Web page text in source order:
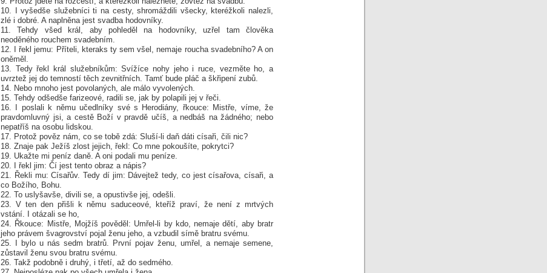
10. I vyšedše služebníci ti na cesty, shromáždili všecky, kteréžkoli nalezli,
zlé i dobré. A naplněna jest svadba hodovníky.
11. Tehdy všed král, aby pohleděl na hodovníky, uzřel tam člověka
neoděného rouchem svadebním.
12. I řekl jemu: Příteli, kteraks ty sem všel, nemaje roucha svadebního? A on
oněměl.
13. Tedy řekl král služebníkům: Svížíce nohy jeho i ruce, vezměte ho, a
uvrztež jej do temností těch zevnitřních. Tamť bude pláč a škřipení zubů.
14. Nebo mnoho jest povolaných, ale málo vyvolených.
15. Tehdy odšedše farizeové, radili se, jak by polapili jej v řeči.
16. I poslali k němu učedlníky své s Herodiány, řkouce: Mistře, víme, že
pravdomluvný jsi, a cestě Boží v pravdě učíš, a nedbáš na žádného; nebo
nepatříš na osobu lidskou.
17. Protož pověz nám, co se tobě zdá: Sluší-li daň dáti císaři, čili nic?
18. Znaje pak Ježíš zlost jejich, řekl: Co mne pokoušíte, pokrytci?
19. Ukažte mi peníz daně. A oni podali mu peníze.
20. I řekl jim: Čí jest tento obraz a nápis?
21. Řekli mu: Císařův. Tedy dí jim: Dávejtež tedy, co jest císařova, císaři, a
co Božího, Bohu.
22. To uslyšavše, divili se, a opustivše jej, odešli.
23. V ten den přišli k němu saduceové, kteříž praví, že není z mrtvých
vstání. I otázali se ho,
24. Řkouce: Mistře, Mojžíš pověděl: Umřel-li by kdo, nemaje dětí, aby bratr
jeho právem švagrovství pojal ženu jeho, a vzbudil símě bratru svému.
25. I bylo u nás sedm bratrů. První pojav ženu, umřel, a nemaje semene,
zůstavil ženu svou bratru svému.
26. Takž podobně i druhý, i třetí, až do sedmého.